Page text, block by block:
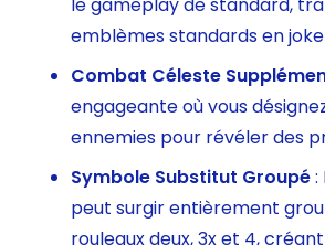
emblèmes standards en
Combat Céleste
engageante où vous
ennemies pour révéler des
Symbole Substitut Groupé:
peut surgir entièrement
rouleaux deux, 3x et 4,